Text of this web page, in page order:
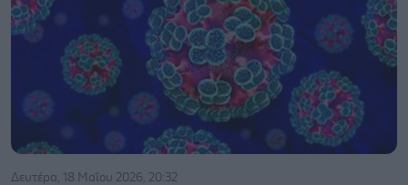
Δευτέρα, 18 Μαΐου 2026, 20:32